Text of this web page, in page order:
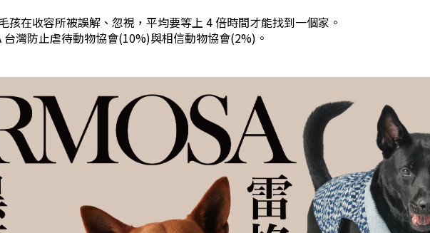
孩在收容所被誤解、忽視，平均要等上 4 倍時間才能找到一個家。
灣防止虐待動物協會(10%)與相信動物協會(2%)。